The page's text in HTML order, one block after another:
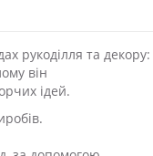
рукоділля та декору:
він
ідей.